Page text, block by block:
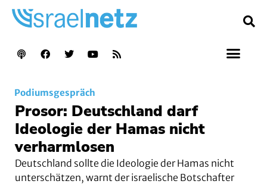
Podiumsgespräch
Prosor: Deutschland darf
Ideologie der Hamas nicht
verharmlosen
Deutschland sollte die Ideologie der Hamas nicht
unterschätzen, warnt der israelische Botschafter